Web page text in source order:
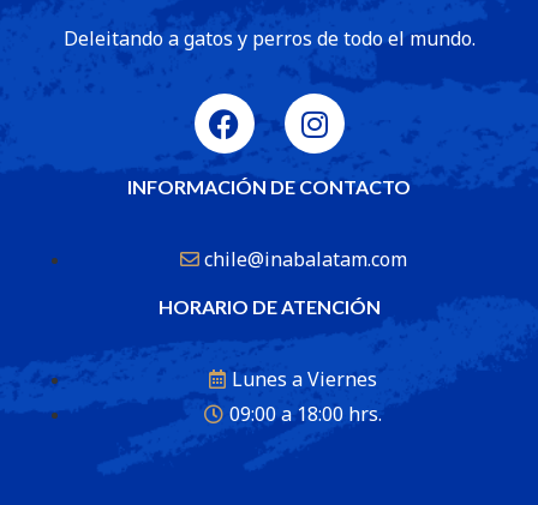
Deleitando a gatos y perros de todo el mundo.
INFORMACIÓN DE CONTACTO
chile@inabalatam.com
HORARIO DE ATENCIÓN
Lunes a Viernes
09:00 a 18:00 hrs.